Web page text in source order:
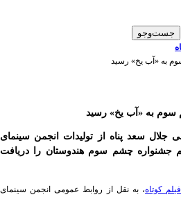
سوم به «آب یخ» رسید
جلال سعد پناه از تولیدات انجمن سینمای
جشنواره چشم سوم هندوستان را دریافت
کوتاه، به نقل از روابط عمومی انجمن سینمای